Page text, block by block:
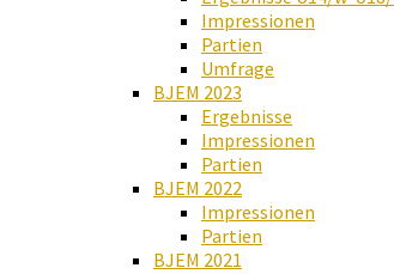
Impressionen
Partien
Umfrage
BJEM 2023
Ergebnisse
Impressionen
Partien
BJEM 2022
Impressionen
Partien
BJEM 2021